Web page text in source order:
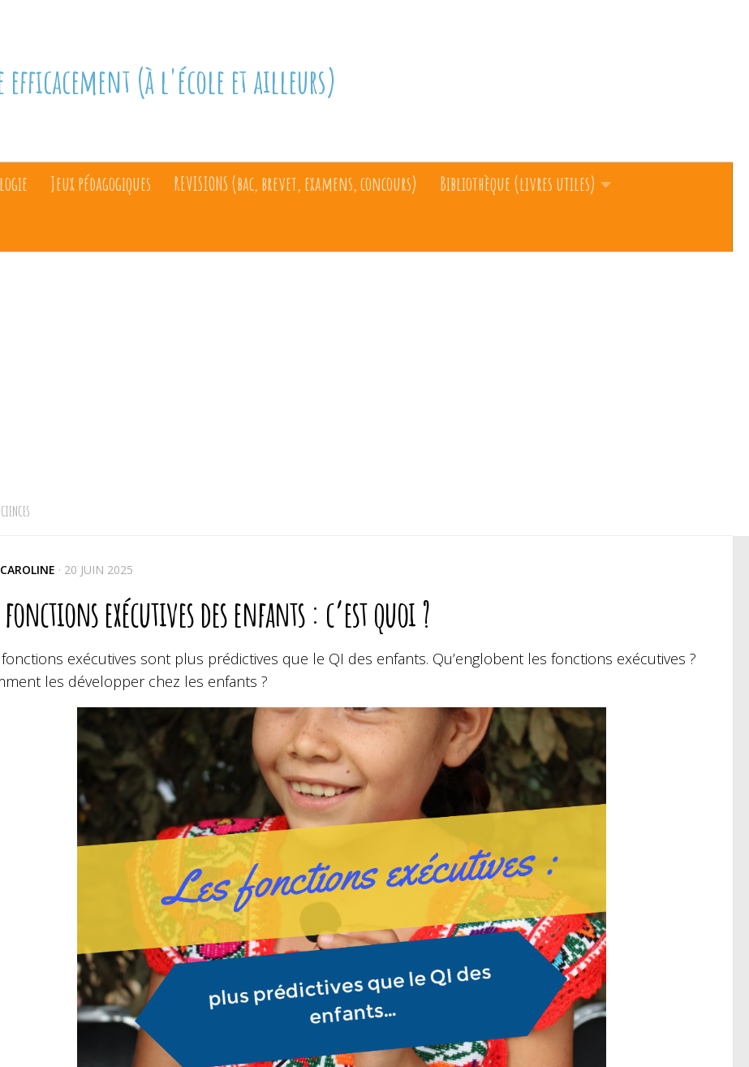
efficacement (à l'école et ailleurs)
Jeux pédagogiques REVISIONS (bac, brevet, examens, concours)
Bibliothèque (livres utiles)
CAROLINE · 20 JUIN 2025
fonctions exécutives des enfants : c’est quoi ?
fonctions exécutives sont plus prédictives que le QI des enfants. Qu’englobent les fonctions exécutives ?
les développer chez les enfants ?